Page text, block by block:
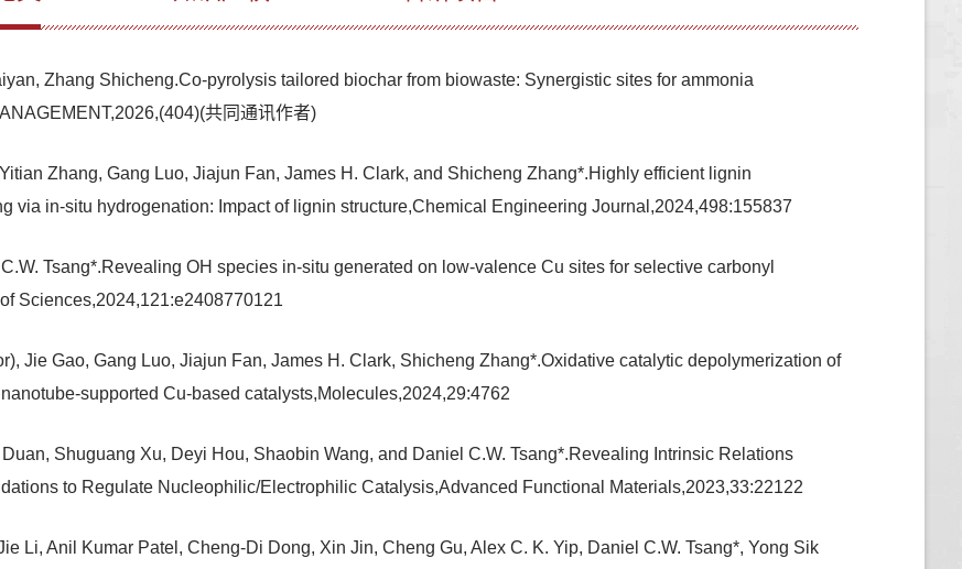
Zhang Shicheng.Co-pyrolysis tailored biochar from biowaste: Synergistic sites for ammonia
共同通讯作者)
Zhang, Gang Luo, Jiajun Fan, James H. Clark, and Shicheng Zhang*.Highly efficient lignin
via in-situ hydrogenation: Impact of lignin structure,Chemical Engineering Journal,2024,498:155837
Tsang*.Revealing OH species in-situ generated on low-valence Cu sites for selective carbonyl
Sciences,2024,121:e2408770121
Jie Gao, Gang Luo, Jiajun Fan, James H. Clark, Shicheng Zhang*.Oxidative catalytic depolymerization of
supported Cu-based catalysts,Molecules,2024,29:4762
Shuguang Xu, Deyi Hou, Shaobin Wang, and Daniel C.W. Tsang*.Revealing Intrinsic Relations
to Regulate Nucleophilic/Electrophilic Catalysis,Advanced Functional Materials,2023,33:22122
Li, Anil Kumar Patel, Cheng-Di Dong, Xin Jin, Cheng Gu, Alex C. K. Yip, Daniel C.W. Tsang*, Yong Sik